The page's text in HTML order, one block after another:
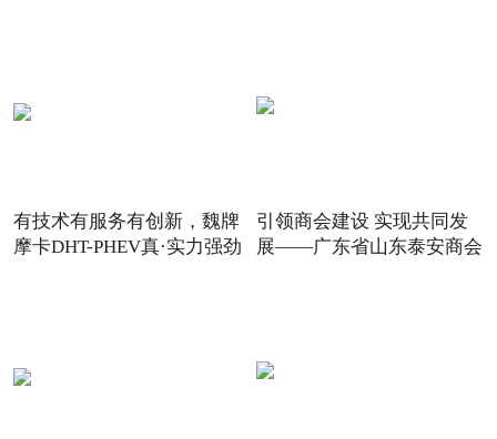
有技术有服务有创新，魏牌
摩卡DHT-PHEV真·实力强劲
引领商会建设 实现共同发
展——广东省山东泰安商会